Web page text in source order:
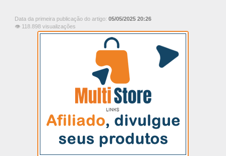
Data da primeira publicação do artigo: 05/05/2025 20:26
👁 118.898 visualizações